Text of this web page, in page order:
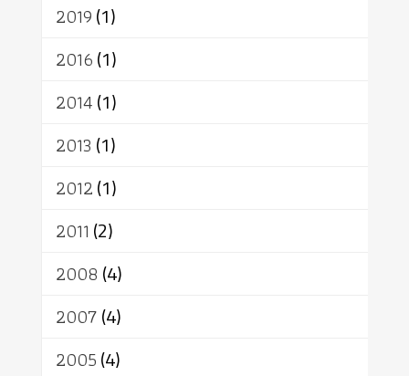
2019(1)
2016(1)
2014(1)
2013 (1)
2012(1)
2011 (2)
2008 (4)
2007(4)
2005(4)